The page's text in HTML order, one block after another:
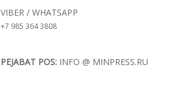
VIBER / WHATSAPP
+7 985 364 3808
PEJABAT POS: INFO @ MINPRESS.RU